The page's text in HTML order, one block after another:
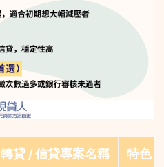
轉貸 / 信貸專案名稱 特色 /